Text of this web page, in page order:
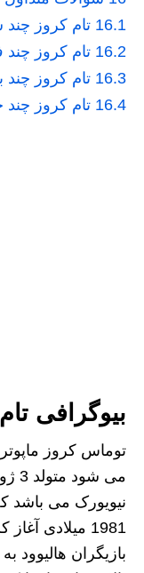
16.1 تام کروز
16.2 تام کروز چند
16.3 تام کروز چند
16.4 تام کروز چند
بیوگرافی
توماس کروز
نیویورک می باشد
1981 میلادی
بازیگران هالیوود